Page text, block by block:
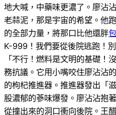
地大喊，中藥味更濃了。廖沾
老蒜泥，那是宇宙的希望。他
的全部力量，將那口比他還胖
K-999！我們要從後院逃跑！
「不行！燃料是文明的基礎！
務抗議。它用小嘴咬住廖沾沾
的枸杞推進器。推進器發出「
股濃郁的蔘味爆發。廖沾沾抱
從撞出來的洞口衝向後院。王